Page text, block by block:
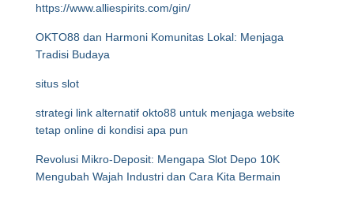
https://www.alliespirits.com/gin/
OKTO88 dan Harmoni Komunitas Lokal: Menjaga
Tradisi Budaya
situs slot
strategi link alternatif okto88 untuk menjaga website
tetap online di kondisi apa pun
Revolusi Mikro-Deposit: Mengapa Slot Depo 10K
Mengubah Wajah Industri dan Cara Kita Bermain